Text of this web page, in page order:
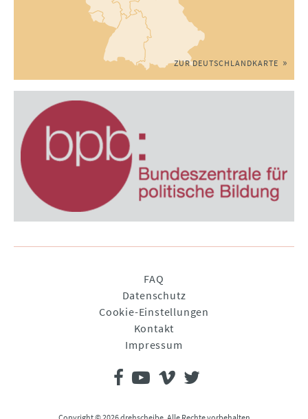
ZUR DEUTSCHLANDKARTE
FAQ
Datenschutz
Cookie-Einstellungen
Kontakt
Impressum